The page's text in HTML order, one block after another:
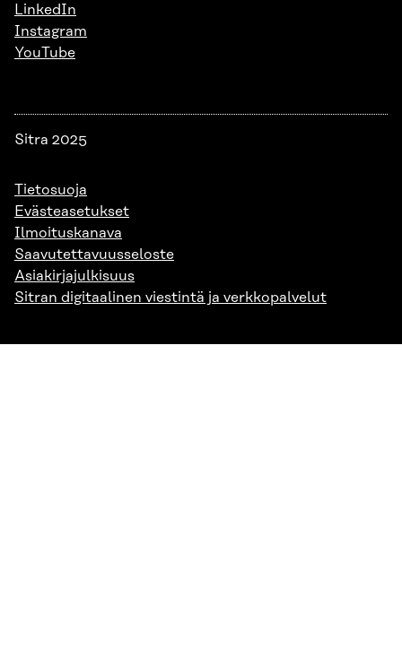
LinkedIn
Instagram
YouTube
Sitra 2025
Tietosuoja
Evästeasetukset
Ilmoituskanava
Saavutettavuusseloste
Asiakirjajulkisuus
Sitran digitaalinen viestintä ja verkkopalvelut